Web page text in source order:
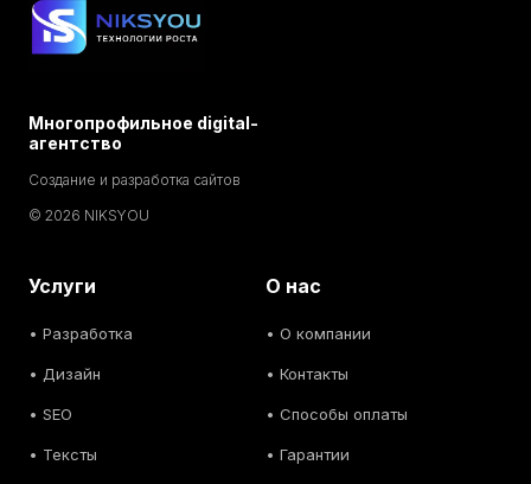
Многопрофильное digital-
агентство
Создание и разработка сайтов
© 2026 NIKSYOU
Услуги
• Разработка
• Дизайн
• SEO
• Тексты
О нас
• О компании
• Контакты
• Способы оплаты
• Гарантии